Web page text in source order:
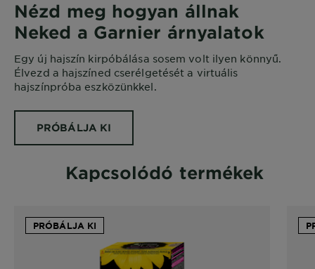
Nézd meg hogyan állnak
Neked a Garnier árnyalatok
Egy új hajszín kirpóbálása sosem volt ilyen könnyű.
Élvezd a hajszíned cserélgetését a virtuális
hajszínpróba eszközünkkel.
PRÓBÁLJA KI
Kapcsolódó termékek
PRÓBÁLJA KI